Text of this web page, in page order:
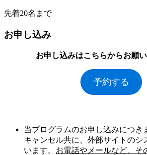
先着20名まで
お申し込み
お申し込みはこちらからお願い
予約する
当プログラムのお申し込みにつき
キャンセル共に、外部サイトのシ
います。 お電話やメールなど、そ